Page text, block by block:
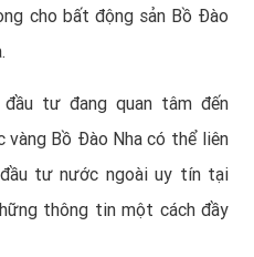
cho bất động sản Bồ Đào
tư đang quan tâm đến
Bồ Đào Nha có thể liên
tư nước ngoài uy tín tại
thông tin một cách đầy